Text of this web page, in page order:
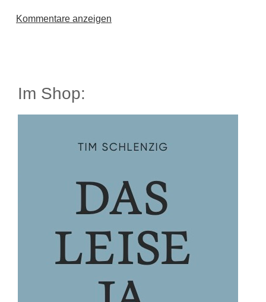
Kommentare anzeigen
Im Shop: